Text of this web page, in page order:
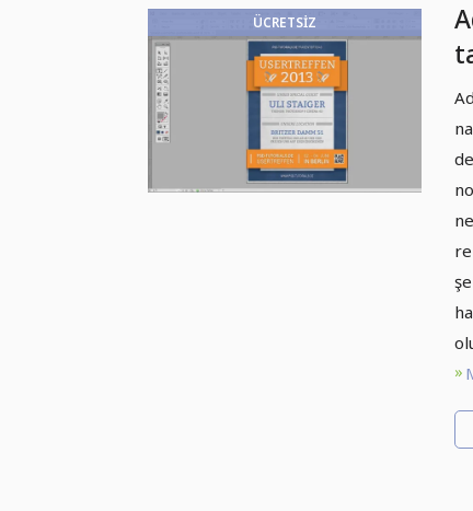
ÜCRETSIZ